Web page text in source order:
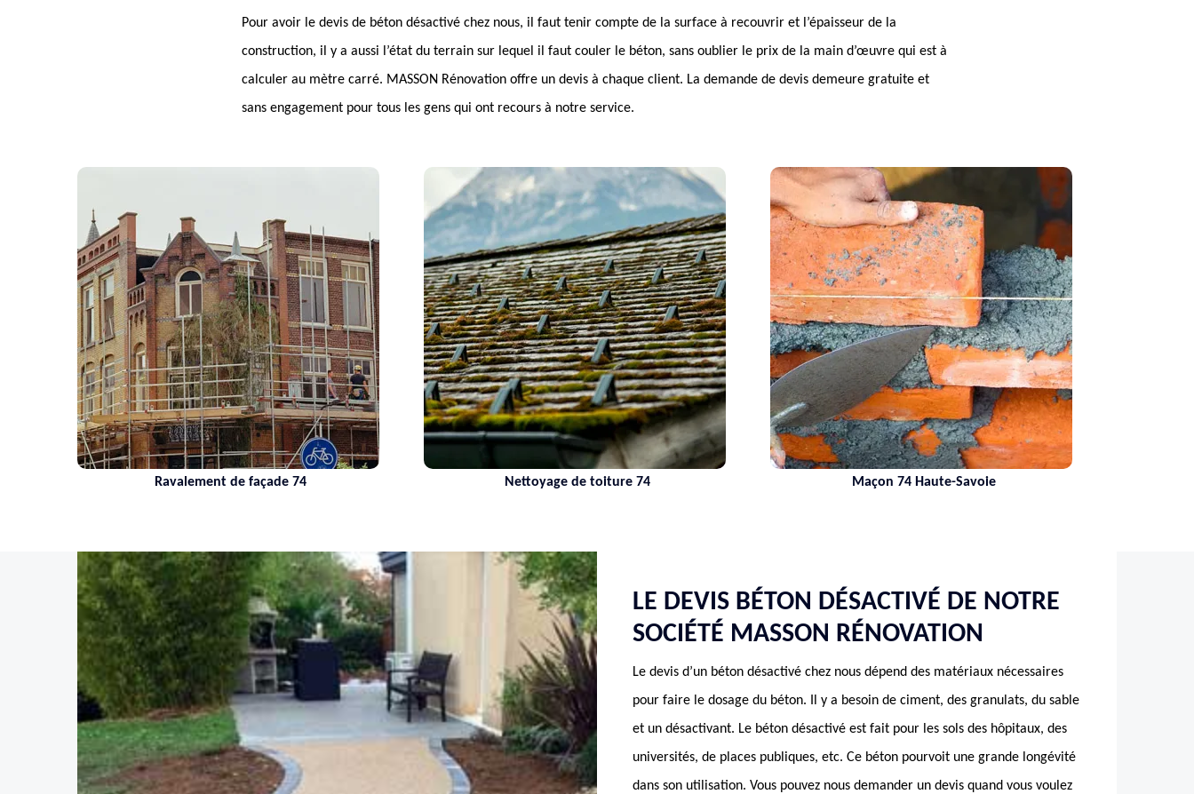
Pour avoir le devis de béton désactivé chez nous, il faut tenir compte de la surface à recouvrir et l’épaisseur de la
construction, il y a aussi l’état du terrain sur lequel il faut couler le béton, sans oublier le prix de la main d’œuvre qui est à
calculer au mètre carré. MASSON Rénovation offre un devis à chaque client. La demande de devis demeure gratuite et
sans engagement pour tous les gens qui ont recours à notre service.
Ravalement de façade 74 Nettoyage de toiture 74 Maçon 74 Haute-Savoie
LE DEVIS BÉTON DÉSACTIVÉ DE NOTRE
SOCIÉTÉ MASSON RÉNOVATION
Le devis d’un béton désactivé chez nous dépend des matériaux nécessaires
pour faire le dosage du béton. Il y a besoin de ciment, des granulats, du sable
et un désactivant. Le béton désactivé est fait pour les sols des hôpitaux, des
universités, de places publiques, etc. Ce béton pourvoit une grande longévité
dans son utilisation. Vous pouvez nous demander un devis quand vous voulez